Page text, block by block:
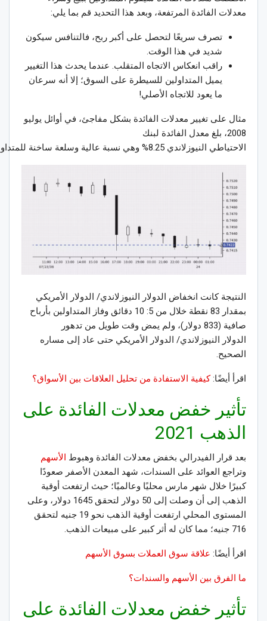
معدلات الفائدة المرتفعة، وبعد هذا التحديد قم بما يلي:
تصرف سريعًا لتحصل على أكبر ربح، فالتنافس سيكون
شديد في هذا الوقت.
راقب انعكاس الاتجاه المتقلب. عندما يحدث هذا التغيير
يميل المتداولين للسيطرة على السوق؛ إلا أنه سرعان
ما يعود للاتجاه الأصلي!
مثال على تغيير معدلات الفائدة بشكل مفاجئ، في أوائل يوليو
2008، بلغ معدل الفائدة لبنك
الاحتياطي النيوزلاندي
النتيجة كانت انخفاض الدولار النيوزلاندي/ الدولار الأمريكي
بمقدار 83 نقطة خلال من 5: 10 دقائق وفاز المتداولين بأرباح
صافية (833 دولار)، ولم يمض وقت طويل من تدهور
الدولار النيوزلاندي/ الدولار الأمريكي حتى عاد إلى مساره
الصحيح.
اقرأ أيضًا:كيفية الاستفادة من تحليل العلاقات بين الأسواق؟
تأثير خفض معدلات الفائدة على
الذهب 2021
بعد قرار الفيدرالي بخفض معدلات الفائدة وهبوط الأسهم
وتراجع العوائد على السندات، شهد المعدن الأصفر صعودًا
كبيرًا خلال شهر مارس محليًا وعالميًا؛ حيث ارتفعت أوقية
الذهب إلى أن وصلت إلى 50 دولار لتحقق 1645 دولار، وعلى
المستوى المحلي ارتفعت أوقية الذهب نحو 19 جنيه لتحقق
716 جنيه؛ مما كان له أثر كبير على مبيعات الذهب.
اقرأ أيضًا: علاقة سوق العملات بسوق الأسهم
ما الفرق بين الأسهم والسندات؟
تأثير خفض معدلات الفائدة على